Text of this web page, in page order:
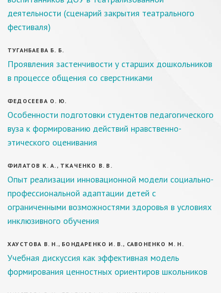
деятельности (сценарий закрытия театрального
фестиваля)
ТУГАНБАЕВА Б. Б.
Проявления застенчивости у старших дошкольников
в процессе общения со сверстниками
ФЕДОСЕЕВА О. Ю.
Особенности подготовки студентов педагогического
вуза к формированию действий нравственно-
этического оценивания
ФИЛАТОВ К. А., ТКАЧЕНКО В. В.
Опыт реализации инновационной модели социально-
профессиональной адаптации детей с
ограниченными возможностями здоровья в условиях
инклюзивного обучения
ХАУСТОВА В. Н., БОНДАРЕНКО И. В., САВОНЕНКО М. Н.
Учебная дискуссия как эффективная модель
формирования ценностных ориентиров школьников